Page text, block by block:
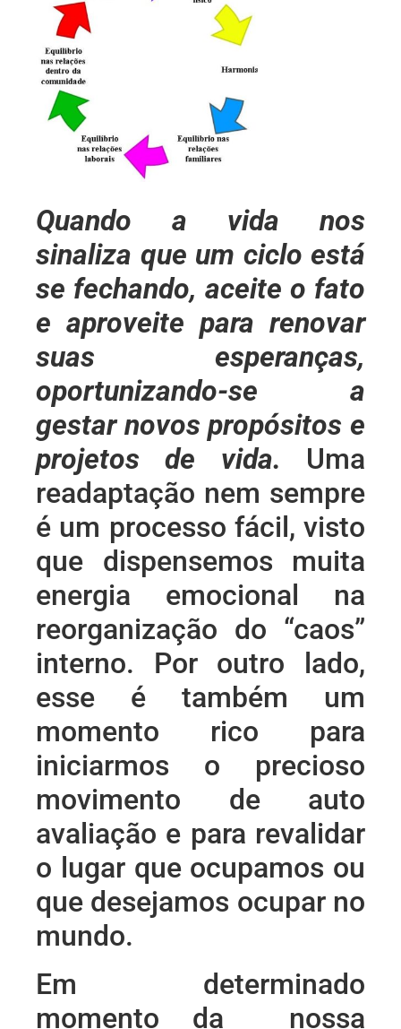
Quando a vida nos
sinaliza que um ciclo está
se fechando, aceite o fato
e aproveite para renovar
suas esperanças,
oportunizando-se a
gestar novos propósitos e
projetos de vida.
Uma
readaptação nem sempre
é um processo fácil, visto
que dispensemos muita
energia emocional na
reorganização do “caos”
interno. Por outro lado,
esse é também um
momento rico para
iniciarmos o precioso
movimento de auto
avaliação e para revalidar
o lugar que ocupamos ou
que desejamos ocupar no
mundo.
Em determinado
momento da nossa